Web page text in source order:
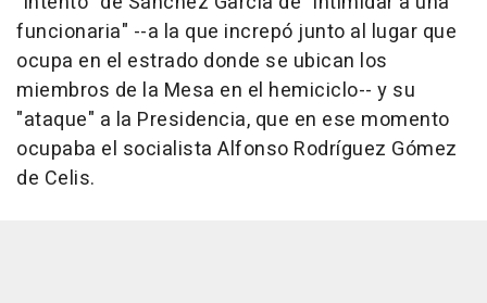
funcionaria" --a la que increpó junto al lugar que
ocupa en el estrado donde se ubican los
miembros de la Mesa en el hemiciclo-- y su
"ataque" a la Presidencia, que en ese momento
ocupaba el socialista Alfonso Rodríguez Gómez
de Celis.